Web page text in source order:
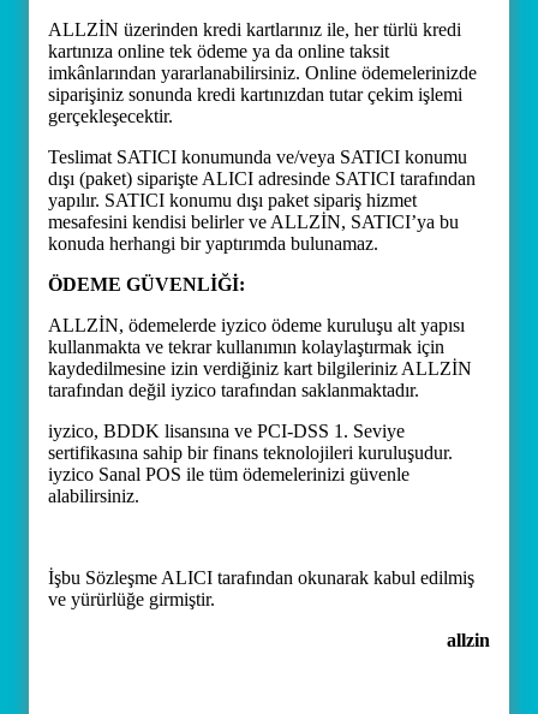
ALLZİN üzerinden kredi kartlarınız ile, her türlü kredi
kartınıza online tek ödeme ya da online taksit
imkânlarından yararlanabilirsiniz. Online ödemelerinizde
siparişiniz sonunda kredi kartınızdan tutar çekim işlemi
gerçekleşecektir.
Teslimat SATICI konumunda ve/veya SATICI konumu
dışı (paket) siparişte ALICI adresinde SATICI tarafından
yapılır. SATICI konumu dışı paket sipariş hizmet
mesafesini kendisi belirler ve ALLZİN, SATICI’ya bu
konuda herhangi bir yaptırımda bulunamaz.
ÖDEME GÜVENLİĞİ:
ALLZİN, ödemelerde iyzico ödeme kuruluşu alt yapısı
kullanmakta ve tekrar kullanımın kolaylaştırmak için
kaydedilmesine izin verdiğiniz kart bilgileriniz ALLZİN
tarafından değil iyzico tarafından saklanmaktadır.
iyzico, BDDK lisansına ve PCI-DSS 1. Seviye
sertifikasına sahip bir finans teknolojileri kuruluşudur.
iyzico Sanal POS ile tüm ödemelerinizi güvenle
alabilirsiniz.
İşbu Sözleşme ALICI tarafından okunarak kabul edilmiş
ve yürürlüğe girmiştir.
allzin